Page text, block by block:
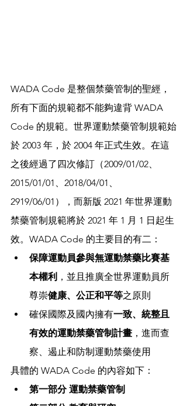
WADA Code 是整個禁藥管制的聖經，
所有下面的規範都不能夠違背 WADA
Code 的規範。世界運動禁藥管制規範始
於 2003 年，於 2004 年正式生效。在這
之後經過了四次修訂（2009/01/02、
2015/01/01、2018/04/01、
2919/06/01），而新版 2021 年世界運動
禁藥管制規範將於 2021 年 1 月 1 日起生
效。WADA Code 的主要目的有二：
保障運動員參與無運動禁藥比賽基
本權利 ，並且推廣全世界運動員所
尊崇健康、公正和平等之原則
確保國際及國內擁有一致、統整且
有效的運動禁藥管制計畫 ，進而查
察、遏止和防制運動禁藥使用
具體的 WADA Code 的內容如下：
第一部分 運動禁藥管制